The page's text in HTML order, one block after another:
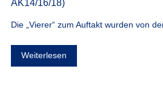
AK14/16/18)
Die „Vierer“ zum Auftakt wurden von
Weiterlesen